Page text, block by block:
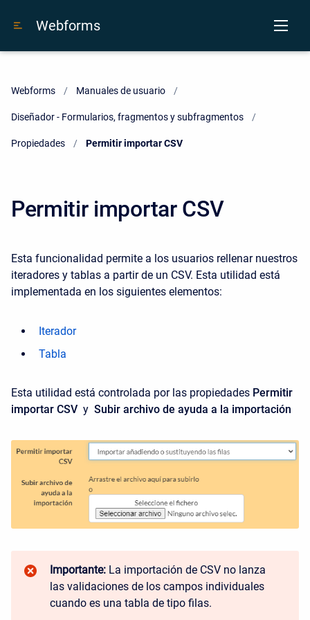
Webforms
Webforms Manuales de usuario
Diseñador - Formularios, fragmentos y subfragmentos
Propiedades Current:
Permitir importar CSV
Permitir importar CSV
Esta funcionalidad permite a los usuarios rellenar nuestros
iteradores y tablas a partir de un CSV. Esta utilidad está
implementada en los siguientes elementos:
Iterador
Tabla
Esta utilidad está controlada por las propiedades Permitir
importar CSV y Subir archivo de ayuda a la importación
Importante: La importación de CSV no lanza
las validaciones de los campos individuales
cuando es una tabla de tipo filas.